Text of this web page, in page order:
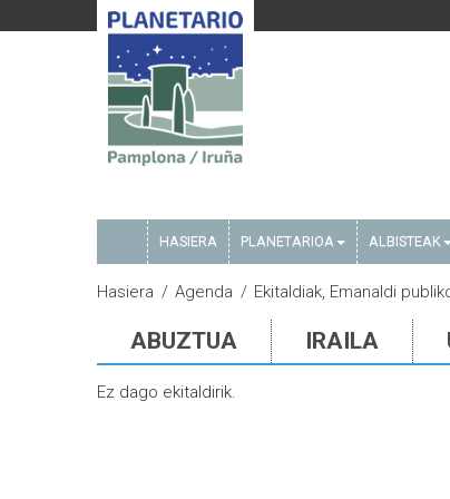
HASIERA PLANETARIOA ALBISTEAK
Hasiera Agenda Ekitaldiak, Emanaldi
ABUZTUA IRAILA
Ez dago ekitaldirik.